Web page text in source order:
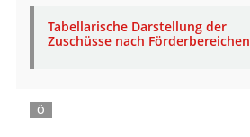
Tabellarische Darstellung der
Zuschüsse nach Förderbereichen
Ö